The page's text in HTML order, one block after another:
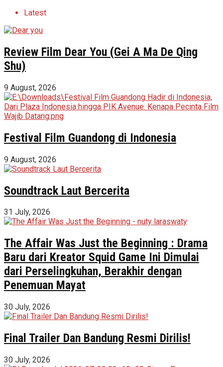
Latest
Review Film Dear You (Gei A Ma De Qing
Shu)
9 August, 2026
Festival Film Guandong di Indonesia
9 August, 2026
Soundtrack Laut Bercerita
31 July, 2026
The Affair Was Just the Beginning : Drama
Baru dari Kreator Squid Game Ini Dimulai
dari Perselingkuhan, Berakhir dengan
Penemuan Mayat
30 July, 2026
Final Trailer Dan Bandung Resmi Dirilis!
30 July, 2026